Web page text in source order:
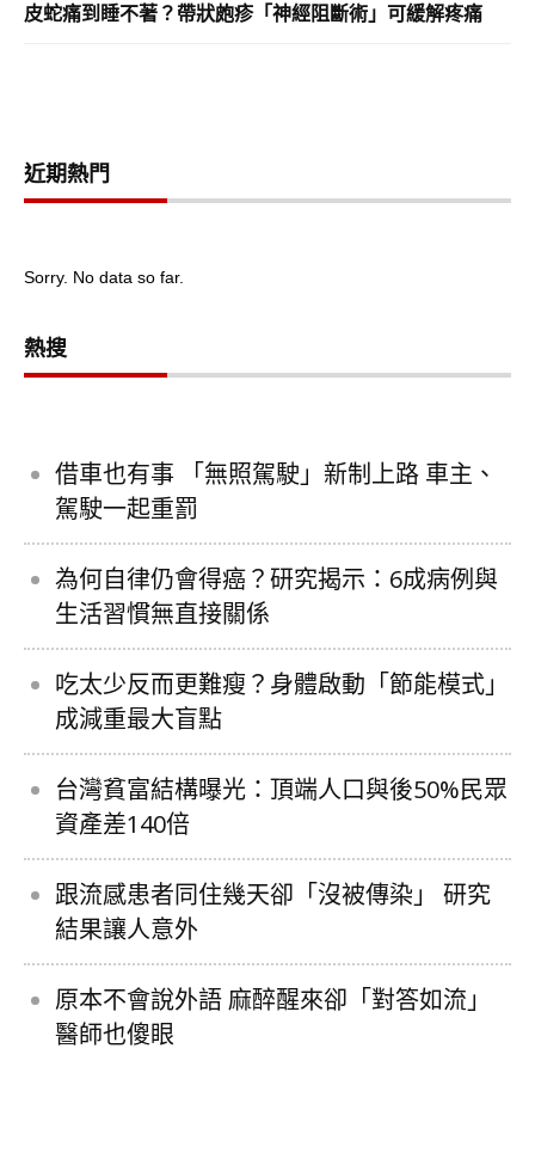
皮蛇痛到睡不著？帶狀皰疹「神經阻斷術」可緩解疼痛
近期熱門
Sorry. No data so far.
熱搜
借車也有事 「無照駕駛」新制上路 車主、
駕駛一起重罰
為何自律仍會得癌？研究揭示：6成病例與
生活習慣無直接關係
吃太少反而更難瘦？身體啟動「節能模式」
成減重最大盲點
台灣貧富結構曝光：頂端人口與後50%民眾
資產差140倍
跟流感患者同住幾天卻「沒被傳染」 研究
結果讓人意外
原本不會說外語 麻醉醒來卻「對答如流」
醫師也傻眼